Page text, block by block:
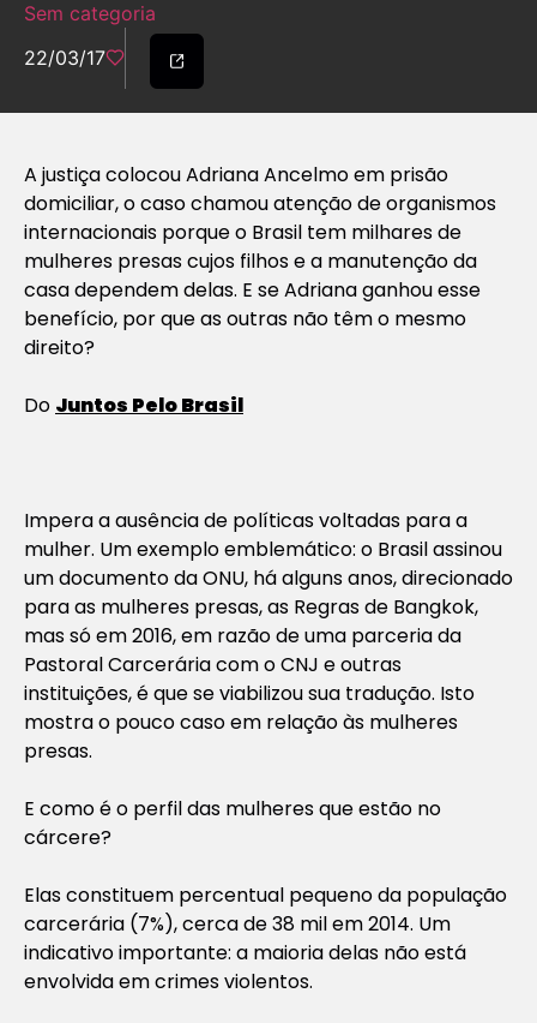
Sem categoria
22/03/17
A justiça colocou Adriana Ancelmo em prisão
domiciliar, o caso chamou atenção de organismos
internacionais porque o Brasil tem milhares de
mulheres presas cujos filhos e a manutenção da
casa dependem delas. E se Adriana ganhou esse
benefício, por que as outras não têm o mesmo
direito?
Do Juntos Pelo Brasil
Impera a ausência de políticas voltadas para a
mulher. Um exemplo emblemático: o Brasil assinou
um documento da ONU, há alguns anos, direcionado
para as mulheres presas, as Regras de Bangkok,
mas só em 2016, em razão de uma parceria da
Pastoral Carcerária com o CNJ e outras
instituições, é que se viabilizou sua tradução. Isto
mostra o pouco caso em relação às mulheres
presas.
E como é o perfil das mulheres que estão no
cárcere?
Elas constituem percentual pequeno da população
carcerária (7%), cerca de 38 mil em 2014. Um
indicativo importante: a maioria delas não está
envolvida em crimes violentos.